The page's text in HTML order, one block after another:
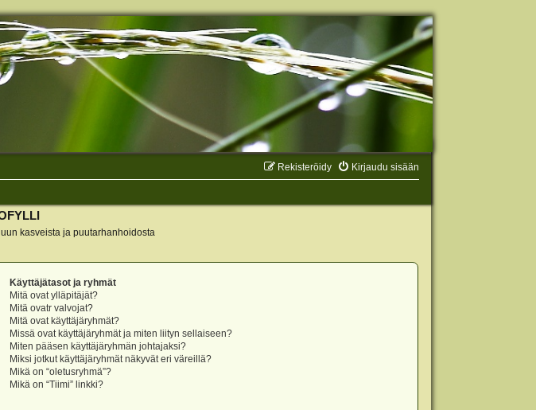
Kirjaudu sisään
Rekisteröidy
kasveista ja puutarhanhoidosta
Käyttäjätasot ja ryhmät
Mitä ovat ylläpitäjät?
Mitä ovatr valvojat?
Mitä ovat käyttäjäryhmät?
Missä ovat käyttäjäryhmät ja miten liityn sellaiseen?
Miten pääsen käyttäjäryhmän johtajaksi?
Miksi jotkut käyttäjäryhmät näkyvät eri väreillä?
Mikä on “oletusryhmä”?
Mikä on “Tiimi” linkki?